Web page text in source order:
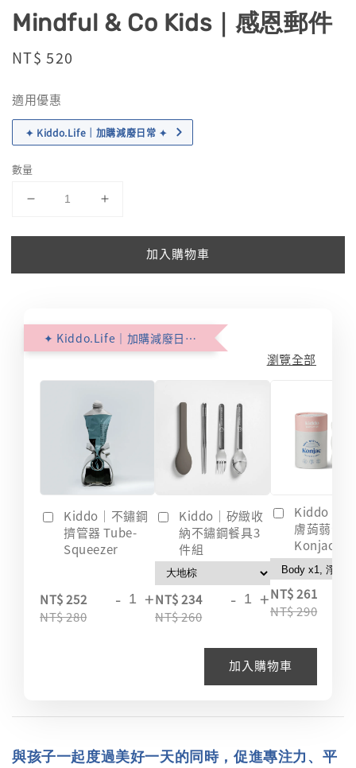
Mindful & Co Kids｜感恩郵件
Regular
NT$ 520
適用優惠
✦ Kiddo.Life｜加購減廢日常 ✦
數量
加入購物車
✦ Kiddo.Life｜加購減廢日常 ✦
瀏覽全部
Kiddo｜不鏽鋼
擠管器 Tube-
Squeezer
NT$ 252
NT$ 280
- +
Kiddo｜矽緻收
納不鏽鋼餐具3
件組
NT$ 234
NT$ 260
- +
Kiddo｜
膚蒟蒻海綿
Konjac
NT$ 261
NT$ 290
加入購物車
與孩子一起度過美好一天的同時，促進專注力、平